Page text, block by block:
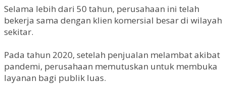
Selama lebih dari 50 tahun, perusahaan ini telah
bekerja sama dengan klien komersial besar di wilayah
sekitar.
Pada tahun 2020, setelah penjualan melambat akibat
pandemi, perusahaan memutuskan untuk membuka
layanan bagi publik luas.